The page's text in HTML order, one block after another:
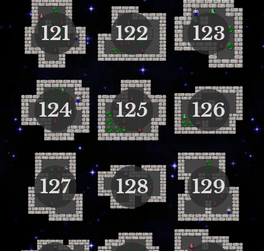
121 122 123
124 125 126
127 128 129